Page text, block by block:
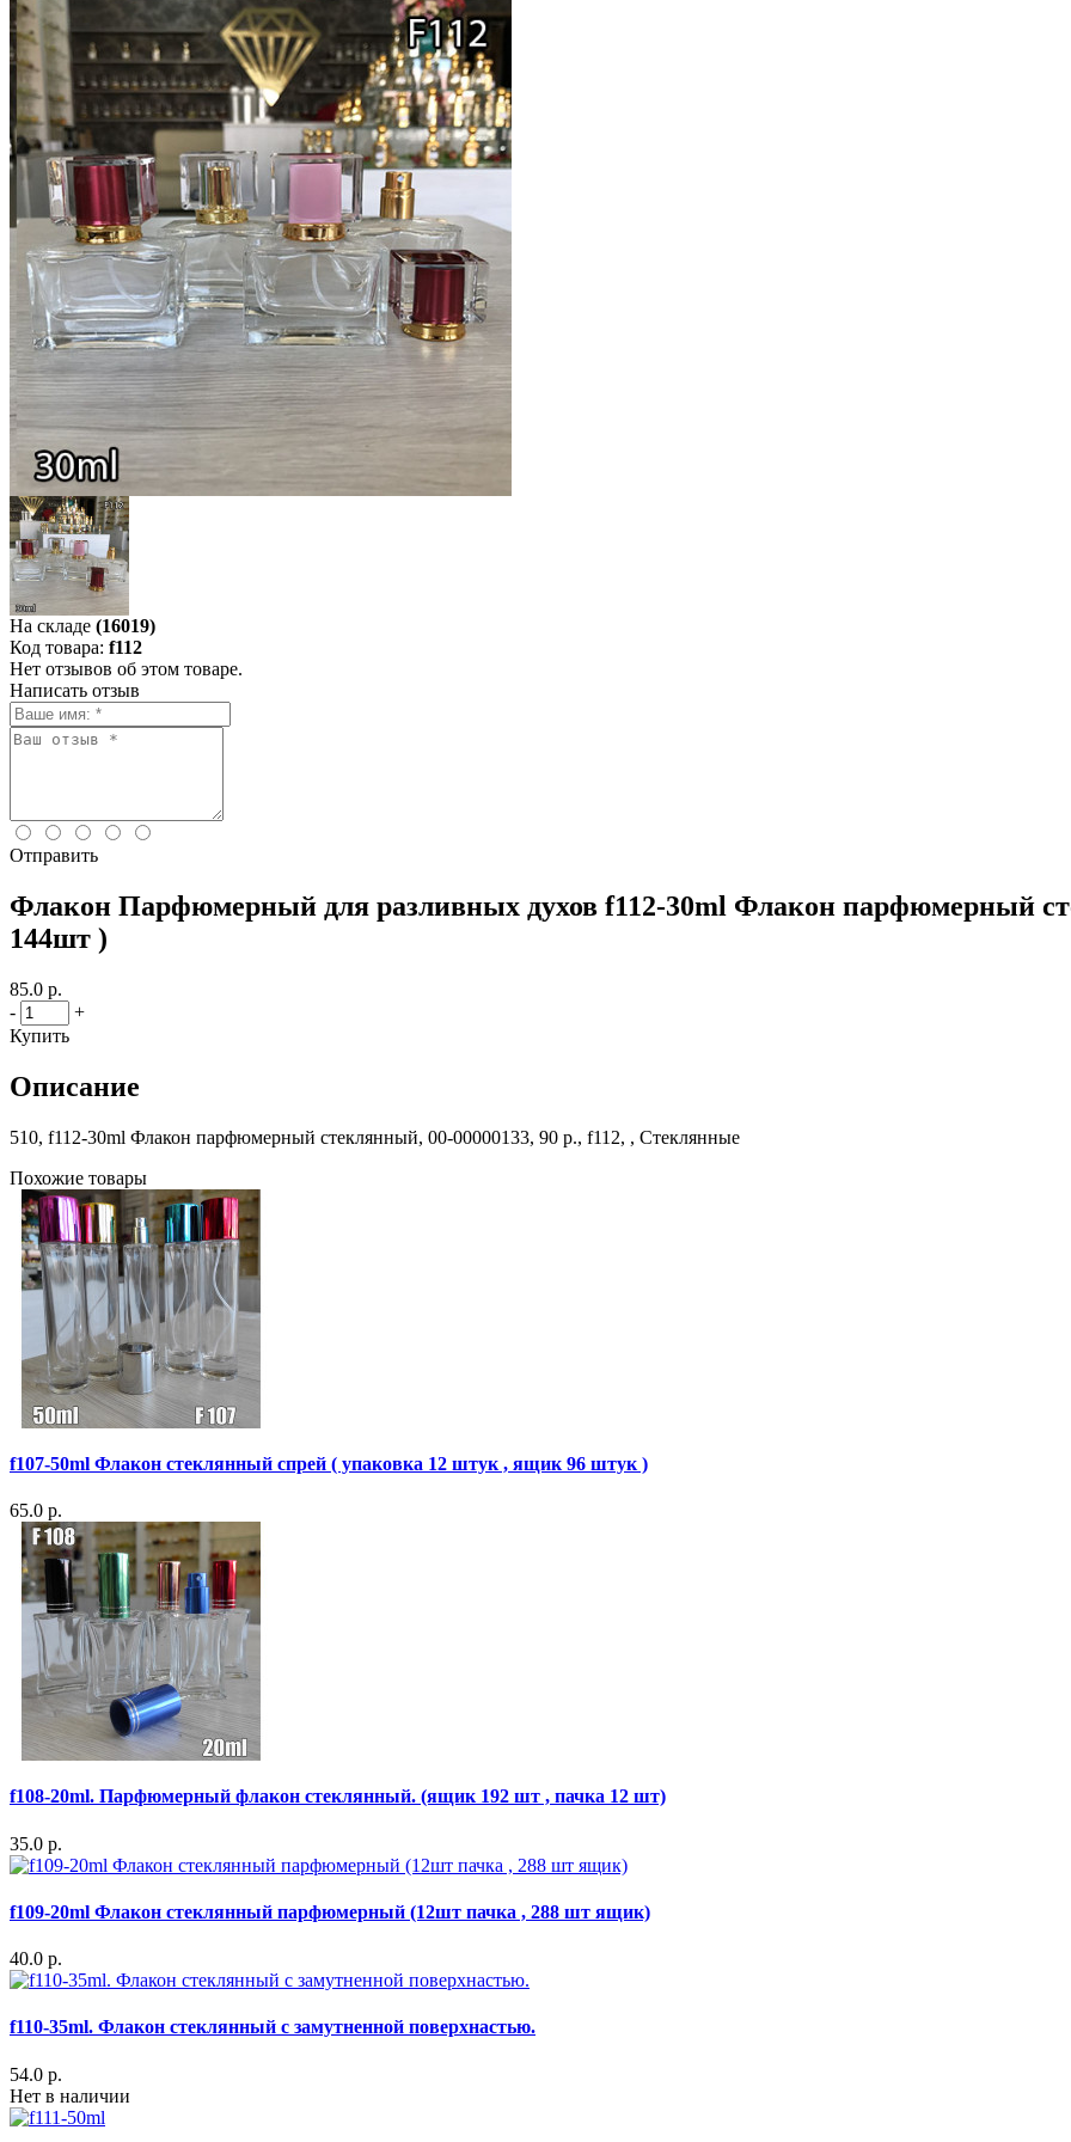
На складе (16019)
Код товара: f112
Нет отзывов об этом товаре.
Написать отзыв
Отправить
Флакон Парфюмерный для разливных духов f112-30ml Флакон парфюмерный
144шт )
85.0 р.
-
+
Купить
Описание
510, f112-30ml Флакон парфюмерный стеклянный, 00-00000133, 90 р., f112, , Стеклянные
Похожие товары
f107-50ml Флакон стеклянный спрей ( упаковка 12 штук , ящик 96 штук )
65.0 р.
f108-20ml. Парфюмерный флакон стеклянный. (ящик 192 шт , пачка 12 шт)
35.0 р.
f109-20ml Флакон стеклянный парфюмерный (12шт пачка , 288 шт ящик)
40.0 р.
f110-35ml. Флакон стеклянный с замутненной поверхнастью.
54.0 р.
Нет в наличии